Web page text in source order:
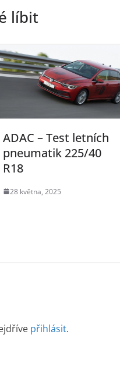
líbit
ADAC – Test letních
pneumatik 225/40
R18
28 května, 2025
přihlásit.